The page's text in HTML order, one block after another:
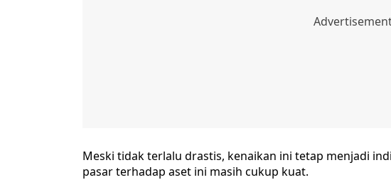
Meski tidak terlalu drastis, kenaikan ini tetap menjadi
pasar terhadap aset ini masih cukup kuat.